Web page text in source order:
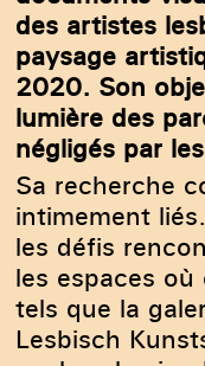
Affiche d'une
archives de Marian
2025 © Photo :
des artistes
paysage
2020. Son
lumière des
négligés par
Sa recherche
intimement
les défis
les espaces
tels que la
Lesbisch